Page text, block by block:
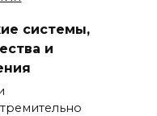
системы,
и